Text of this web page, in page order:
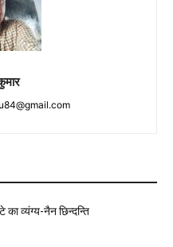
का व्यंग्य-नैन छिन्दन्ति